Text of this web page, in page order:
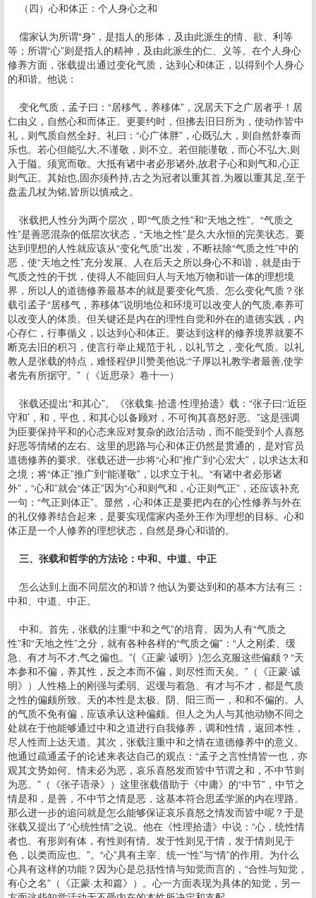
（四）心和体正：个人身心之和
儒家认为所谓“身”，是指人的形体，及由此派生的情、欲、利等
等；所谓“心”则是指人的精神，及由此派生的仁、义等。在个人身心
修养方面，张载提出通过变化气质，达到心和体正，以得到个人身心
的和谐。他说：
变化气质，孟子曰：“居移气，养移体”，况居天下之广居者乎！居
仁由义，自然心和而体正。更要约时，但拂去旧日所为，使动作皆中
礼，则气质自然全好。礼曰：“心广体胖”，心既弘大，则自然舒泰而
乐也。若心但能弘大,不谨敬，则不立。若但能谨敬，而心不弘大,则
入于隘。须宽而敬。大抵有诸中者必形诸外,故君子心和则气和,心正
则气正。其始也,固亦须矜持,古之为冠者以重其首,为履以重其足,至于
盘盂几杖为铭,皆所以慎戒之。
张载把人性分为两个层次，即“气质之性”和“天地之性”。“气质之
性”是善恶混杂的低层次状态，“天地之性”是久大永恒的完美状态。要
达到理想的人性就应该从“变化气质”出发，不断祛除“气质之性”中的
恶，使“天地之性”充分发展。人在后天之所以身心不和谐，就是由于
气质之性的干扰，使得人不能回归人与天地万物和谐一体的理想境
界，所以人的道德修养最基本的就是要变化气质。怎么变化气质？张
载引孟子“居移气，养移体”说明地位和环境可以改变人的气质,奉养可
以改变人的体质。但关键还是内在的理性自觉和外在的道德实践，内
心存仁，行事循义，以达到心和体正。要达到这样的修养境界就要不
断克去旧的积习，使言行举止规范于礼，以礼节之，变化气质。以礼
教人是张载的特点，难怪程伊川赞美他说:“子厚以礼教学者最善,使学
者先有所据守。”（《近思录》卷十一）
张载还提出“和其心”。《张载集·拾遗·性理拾遗》载：“张子曰:‘近臣
守和’，和，平也，和其心以备顾对，不可徇其喜怒好恶。”这是强调
为臣要保持平和的心态来应对复杂的政治活动，而不能受到个人喜怒
好恶等情绪的左右。这里的思路与心和体正仍然是贯通的，是对官员
道德修养的要求。张载还进一步将“心和”推广到“心宏大”，以求达太和
之境；将“体正”推广到“能谨敬”，以求立于礼。“有诸中者必形诸
外”，“心和”就会“体正”因为“心和则气和，心正则气正”，还应该补充
一句：“气正则体正”。显然，心和体正是要把内在的心性修养与外在
的礼仪修养结合起来，是要实现儒家内圣外王作为理想的目标。心和
体正是一个人修养的理想状态，自然是身心和谐的。
三、张载和哲学的方法论：中和、中道、中正
怎么达到上面不同层次的和谐？他认为要达到和的基本方法有三：
中和、中道、中正。
中和。首先，张载的注重“中和之气”的培育。因为人有“气质之
性”和“天地之性”之分，就有各种各样的“气质之偏”：“人之刚柔、缓
急、有才与不才,气之偏也。”(《正蒙·诚明》)怎么克服这些偏颇？“天
本参和不偏，养其性，反之本而不偏，则尽性而天矣。”（《正蒙·诚
明》）人性格上的刚强与柔弱、迟缓与着急、有才与不才，都是气质
之性的偏颇所致。天的本性是太极、阴、阳三而一，和和不偏的。人
的气质不免有偏，应该承认这种偏颇。但人之为人与其他动物不同之
处就在于他能够通过中和之道进行自我修养，调和性情，返回本性，
尽人性而上达天道。其次，张载注重中和之情在道德修养中的意义。
他通过疏通孟子的论述来表达自己的观点：“孟子之言性情皆一也，亦
观其文势如何。情未必为恶，哀乐喜怒发而皆中节谓之和，不中节则
为恶。”（《张子语录》）这里张载借助于《中庸》的“中节”，中节之
情是和，是善，不中节之情是恶，这基本符合思孟学派的内在理路。
那么进一步的追问就是怎么能够保证哀乐喜怒之情发而皆中呢？于是
张载又提出了“心统性情”之说。他在《性理拾遗》中说：“心，统性情
者也。有形则有体，有性则有情。发于性则见于情，发于情则见于
色，以类而应也。”。“心”具有主宰、统一“性”与“情”的作用。为什么
心具有这样的功能？因为心是总括性情与知觉而言的，“合性与知觉，
有心之名”（《正蒙·太和篇》）。心一方面表现为具体的知觉，另一